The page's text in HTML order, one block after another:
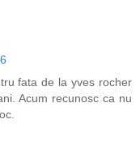
fata de la yves rocher
Acum recunosc ca nu